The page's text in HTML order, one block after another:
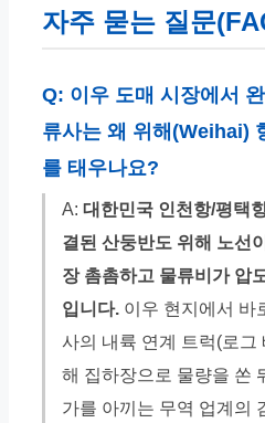
자주 묻는 질문
Q: 이우 도매 시장에서
류사는 왜 위해(Weihai)
를 태우나요?
A: 대한민국 인천항/평택
결된 산둥반도 위해 노선
장 촘촘하고 물류비가 압
입니다. 이우 현지에서 바
사의 내륙 연계 트럭(로그
해 집하장으로 물량을 쏜
가를 아끼는 무역 업계의